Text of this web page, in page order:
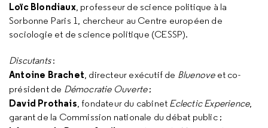
Loïc Blondiaux, professeur de science politique à la
Sorbonne Paris 1, chercheur au Centre européen de
sociologie et de science politique (CESSP).
Discutants:
Antoine Brachet, directeur exécutif de Bluenove et co-
président de Démocratie Ouverte;
David Prothais, fondateur du cabinet Eclectic Experience,
garant de la Commission nationale du débat public ;